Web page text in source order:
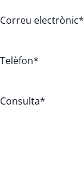
Correu electrònic*
Telèfon*
Consulta*